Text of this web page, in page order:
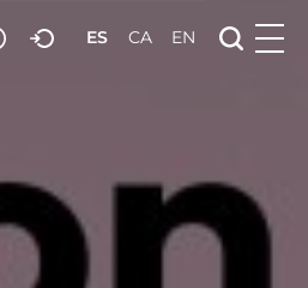
ES CA EN
RECURSOS
CONTACTO